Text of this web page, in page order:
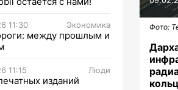
11:30 Экономика
между прошлым и
11:15 Люди
изданий
Фото: